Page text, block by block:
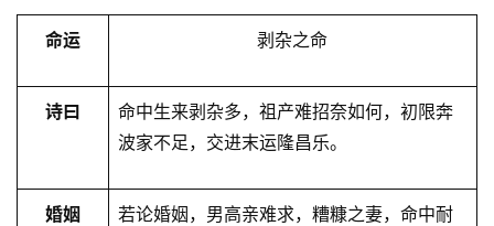
命运 剥杂之命
诗曰
命中生来剥杂多，祖产难招奈如何，初限奔
波家不足，交进末运隆昌乐。
婚姻
若论婚姻，男高亲难求，糟糠之妻，命中耐